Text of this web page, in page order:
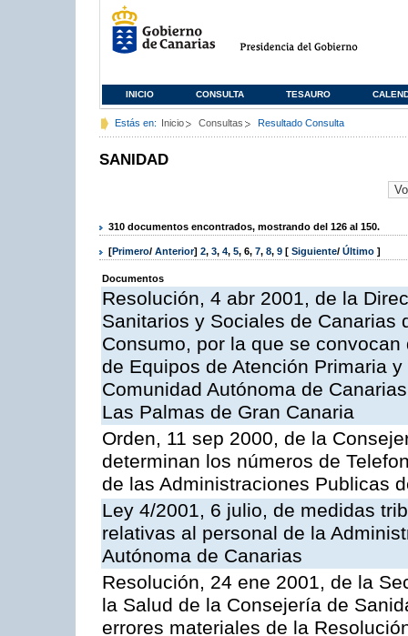
INICIO CONSULTA TESAURO
Estás en: Inicio Consultas Resultado Consulta
SANIDAD
310 documentos encontrados, mostrando del 126 al 150.
[Primero/ Anterior] 2, 3, 4, 5, 6, 7, 8, 9 [ Siguiente/ Último ]
Documentos
Resolución, 4 abr 2001, de la
Sanitarios y Sociales de Canarias
Consumo, por la que se
de Equipos de Atención Primaria
Comunidad Autónoma de
Las Palmas de Gran Canaria
Orden, 11 sep 2000, de la
determinan los números de
de las Administraciones Publicas
Ley 4/2001, 6 julio, de medidas
relativas al personal de la
Autónoma de Canarias
Resolución, 24 ene 2001, de la
la Salud de la Consejería de
errores materiales de la